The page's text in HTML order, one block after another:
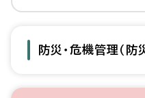
防災・危機管理（防